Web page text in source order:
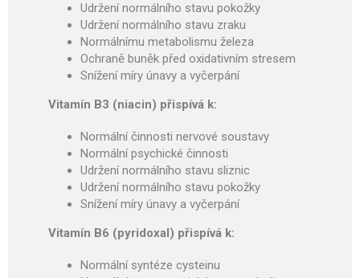
Udržení normálního stavu pokožky
Udržení normálního stavu zraku
Normál­nímu metabolismu železa
Ochraně buněk před oxidativním stre­sem
Snížení míry únavy a vyčer­pání
Vitamín B3 (niacin) přispívá k:
Normální činnosti nervové soustavy
Normální psychické činnosti
Udržení normálního stavu sliznic
Udržení normálního stavu pokožky
Snížení míry únavy a vyčerpání
Vitamín B6 (pyridoxal) přispívá k:
Normální syntéze cysteinu